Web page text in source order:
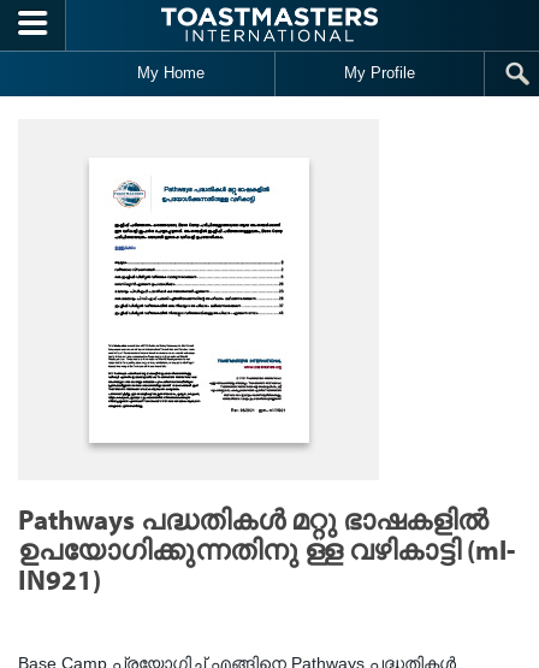
Skip to main content
My Home My Profile
Pathways പദ്ധതികൾ മറ്റു ഭാഷകളിൽ
ഉപയോഗിക്കുന്നതിനു ള്ള വഴികാട്ടി (ml-
IN921)
Base Camp പ്രയോഗിച്ച് എങ്ങിനെ Pathways പദ്ധതികൾ